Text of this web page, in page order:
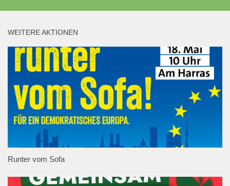
WEITERE AKTIONEN
Runter vom Sofa